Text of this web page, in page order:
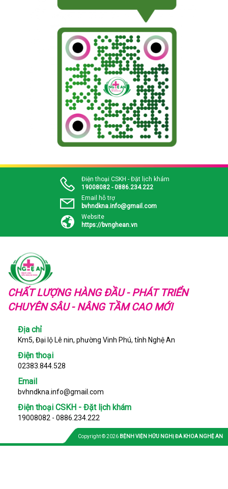
Điện thoại CSKH - Đặt lịch khám
19008082 - 0886.234.222
Email hỗ trợ
bvhndkna.info@gmail.com
Website
https://bvnghean.vn
CHẤT LƯỢNG HÀNG ĐẦU - PHÁT TRIỂN
CHUYÊN SÂU - NÂNG TẦM CAO MỚI
Địa chỉ
Km5, Đại lộ Lê nin, phường Vinh Phú, tỉnh Nghệ An
Điện thoại
02383.844.528
Email
bvhndkna.info@gmail.com
Điện thoại CSKH - Đặt lịch khám
19008082 - 0886.234.222
Copyright © 2026 BỆNH VIỆN HỮU NGHỊ ĐA KHOA NGHỆ AN